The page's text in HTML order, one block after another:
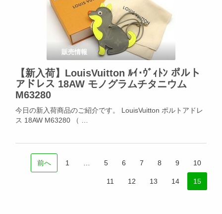
販売情報
【新入荷】LouisVuitton ﾙｲ･ｳﾞｨﾄﾝ ポルト
アドレス 18AW モノグラムチタニウム
M63280
今日の新入荷商品のご紹介です。 LouisVuitton ポルトアドレ
ス 18AW M63280 （ …
前へ 1 5 6 7 8 9 10
11 12 13 14 15